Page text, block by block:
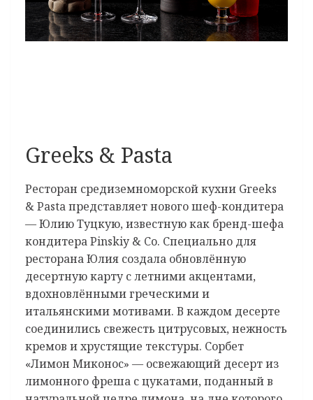
Greeks & Pasta
Ресторан средиземноморской кухни Greeks
& Pasta представляет нового шеф-кондитера
— Юлию Туцкую, известную как бренд-шефа
кондитера Pinskiy & Co. Специально для
ресторана Юлия создала обновлённую
десертную карту с летними акцентами,
вдохновлёнными греческими и
итальянскими мотивами. В каждом десерте
соединились свежесть цитрусовых, нежность
кремов и хрустящие текстуры. Сорбет
«Лимон Миконос» — освежающий десерт из
лимонного фреша с цукатами, поданный в